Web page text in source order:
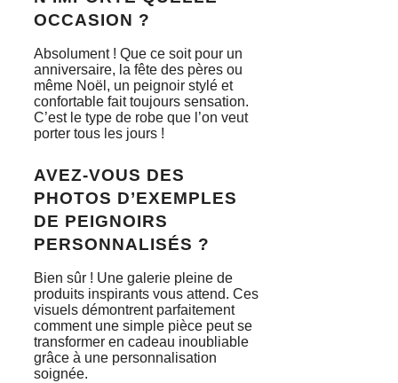
OCCASION ?
Absolument ! Que ce soit pour un
anniversaire, la fête des pères ou
même Noël, un peignoir stylé et
confortable fait toujours sensation.
C’est le type de robe que l’on veut
porter tous les jours !
AVEZ-VOUS DES
PHOTOS D’EXEMPLES
DE PEIGNOIRS
PERSONNALISÉS ?
Bien sûr ! Une galerie pleine de
produits inspirants vous attend. Ces
visuels démontrent parfaitement
comment une simple pièce peut se
transformer en cadeau inoubliable
grâce à une personnalisation
soignée.